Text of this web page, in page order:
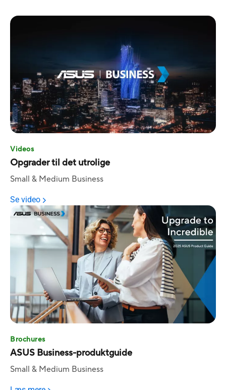
Videos
Opgrader til det utrolige
Small & Medium Business
Se video
Brochures
ASUS Business-produktguide
Small & Medium Business